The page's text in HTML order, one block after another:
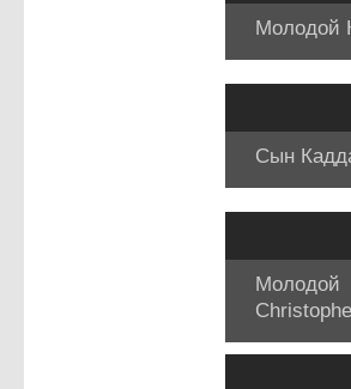
Молодой
Сын
Молодой